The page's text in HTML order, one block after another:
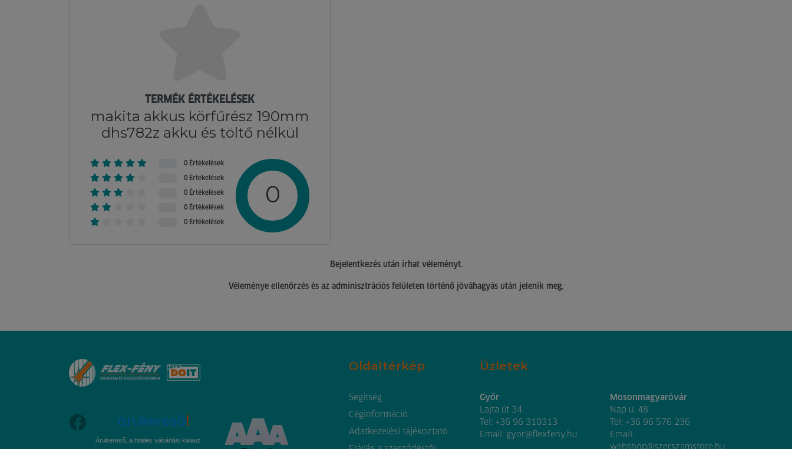
TERMÉK ÉRTÉKELÉSEK
makita akkus körfűrész 190mm
dhs782z akku és töltő nélkül
0 Értékelések
0 Értékelések
0 Értékelések
0 Értékelések
0 Értékelések
0
Bejelentkezés után írhat véleményt.
Véleménye ellenőrzés és az adminisztrációs felületen történő jóváhagyás után jelenik meg.
Árukereső, a hiteles vásárlási kalauz
Oldaltérkép
Segítség
Céginformáció
Adatkezelési tájékoztató
Üzletek
Győr
Lajta út 34.
Tel: +36 96 310313
Email: gyor@flexfeny.hu
Mosonmagyaróvár
Nap u. 48.
Tel: +36 96 576 236
Email:
webshop@szerszamstore.hu